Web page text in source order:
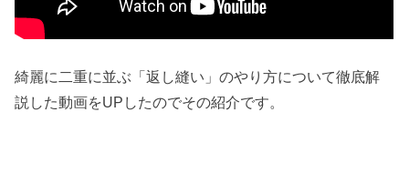
綺麗に二重に並ぶ「返し縫い」のやり方について徹底解
説した動画をUPしたのでその紹介です。